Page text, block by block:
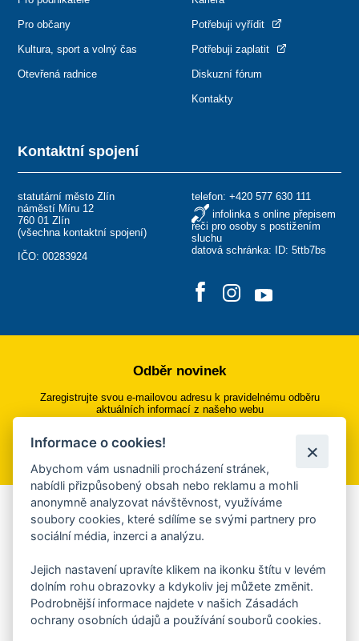
Kontaktní spojení
statutární město Zlín
náměstí Míru 12
760 01 Zlín
(všechna kontaktní spojení)
IČO: 00283924
telefon: +420 577 630 111
infolinka s online přepisem
řeči pro osoby s postižením
sluchu
datová schránka: ID: 5ttb7bs
Pro občany
Kultura, sport a volný čas
Otevřená radnice
Potřebuji vyřídit
Potřebuji zaplatit
Diskuzní fórum
Kontakty
Odběr novinek
Zaregistrujte svou e-mailovou adresu k pravidelnému odběru
aktuálních informací z našeho webu
Přihlásit se k odběru
Aplikace Mobilní rozhlas
Chcete dostávat do svého mobilu či mailu upozornění na
ankety, pozvánky na kulturní a sportovní akce?
Více informací o aplikaci
Informace o cookies!
Abychom vám usnadnili procházení stránek,
nabídli přizpůsobený obsah nebo reklamu a mohli
anonymně analyzovat návštěvnost, využíváme
soubory cookies, které sdílíme se svými partnery pro
sociální média, inzerci a analýzu.
Jejich nastavení upravíte klikem na ikonku štítu v levém
dolním rohu obrazovky a kdykoliv jej můžete změnit.
Podrobnější informace najdete v našich Zásadách
ochrany osobních údajů a používání souborů cookies.